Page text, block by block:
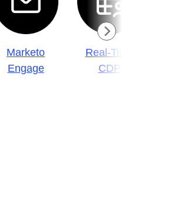
Marketo
Engage
Real-Time
CDP